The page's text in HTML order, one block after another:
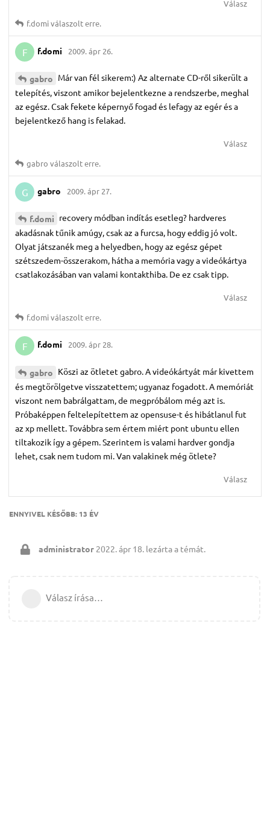
Válasz
f.​domiválaszolt erre.
F f.​domi 2009. ápr 26.
gabro Már van fél sikerem:) Az alternate CD-ről sikerült a
telepítés, viszont amikor bejelentkezne a rendszerbe, meghal
az egész. Csak fekete képernyő fogad és lefagy az egér és a
bejelentkező hang is felakad.
Válasz
gabro válaszolt erre.
G gabro 2009. ápr 27.
f.​domi recovery módban indítás esetleg? hardveres
akadásnak tűnik amúgy, csak az a furcsa, hogy eddig jó volt.
Olyat játszanék meg a helyedben, hogy az egész gépet
szétszedem-összerakom, hátha a memória vagy a videókártya
csatlakozásában van valami kontakthiba. De ez csak tipp.
Válasz
f.​domiválaszolt erre.
F f.​domi 2009. ápr 28.
gabro Köszi az ötletet gabro. A videókártyát már kivettem
és megtörölgetve visszatettem; ugyanaz fogadott. A memóriát
viszont nem babrálgattam, de megpróbálom még azt is.
Próbaképpen feltelepítettem az opensuse-t és hibátlanul fut
az xp mellett. Továbbra sem értem miért pont ubuntu ellen
tiltakozik így a gépem. Szerintem is valami hardver gondja
lehet, csak nem tudom mi. Van valakinek még ötlete?
Válasz
ENNYIVEL KÉSŐBB: 13 ÉV
administrator 2022. ápr 18. lezárta a témát.
Válasz írása…